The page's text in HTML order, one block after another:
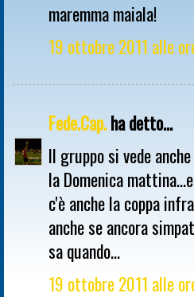
maremma maiala!
19 ottobre 2011 alle
Fede.Cap.ha detto...
Il gruppo si vede
la Domenica
c'è anche la coppa
anche se ancora
sa quando...
19 ottobre 2011 alle